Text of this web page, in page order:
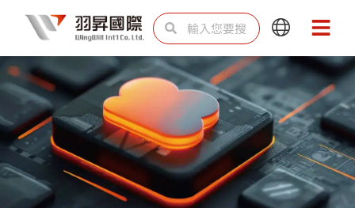
主
要
內
搜
尋 尋
Main
Menu
Main
Menu